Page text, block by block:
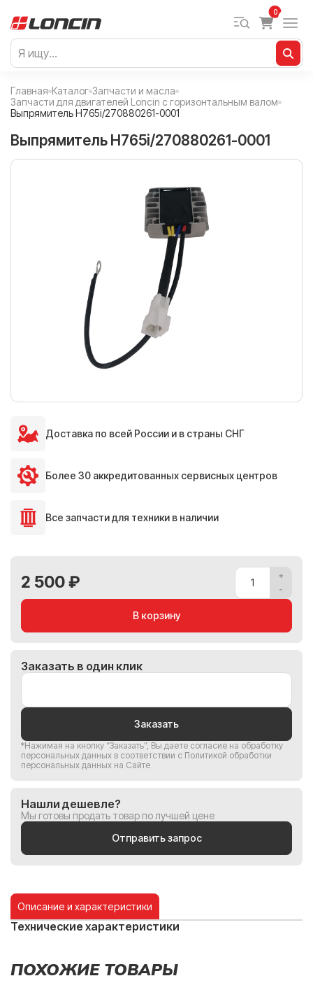
0
Главная Каталог Запчасти и масла
Запчасти для двигателей Loncin с горизонтальным валом
Выпрямитель H765i/270880261-0001
Доставка по всей России и в страны СНГ
Более 30 аккредитованных сервисных центров
Все запчасти для техники в наличии
Выпрямитель H765i/270880261-0001
2 500 ₽
В корзину
Заказать в один клик
Заказать
*Нажимая на кнопку “Заказать”, Вы даете согласие на обработку
персональных данных в соответствии с Политикой обработки
персональных данных на Сайте
Нашли дешевле?
Мы готовы продать товар по лучшей цене
Отправить запрос
Описание и характеристики
Технические характеристики
ПОХОЖИЕ ТОВАРЫ